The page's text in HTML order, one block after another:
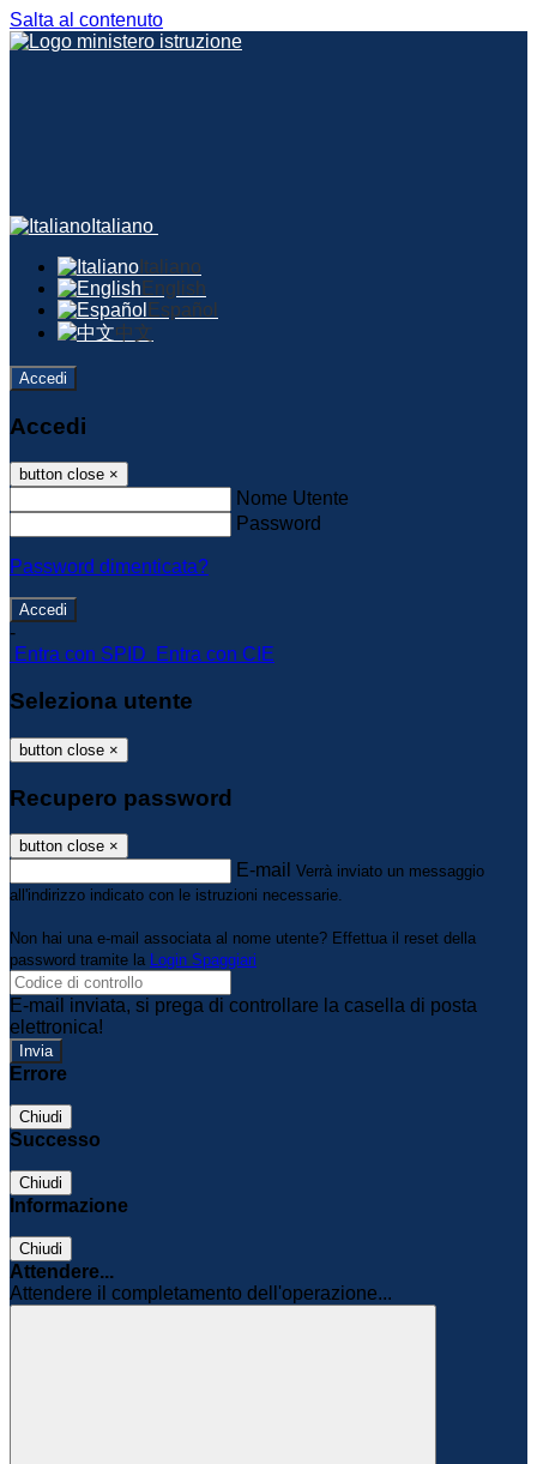
Salta al contenuto
Italiano
Italiano
English
Español
中文
Accedi
Accedi
button close ×
Nome Utente
Password
Password dimenticata?
-
Entra con SPID
Entra con CIE
Seleziona utente
button close ×
Recupero password
button close ×
E-mail Verrà inviato un messaggio
all'indirizzo indicato con le istruzioni necessarie.
Non hai una e-mail associata al nome utente? Effettua il reset della
password tramite la Login Spaggiari
E-mail inviata, si prega di controllare la casella di posta
elettronica!
Errore
Chiudi
Successo
Chiudi
Informazione
Chiudi
Attendere...
Attendere il completamento dell'operazione...